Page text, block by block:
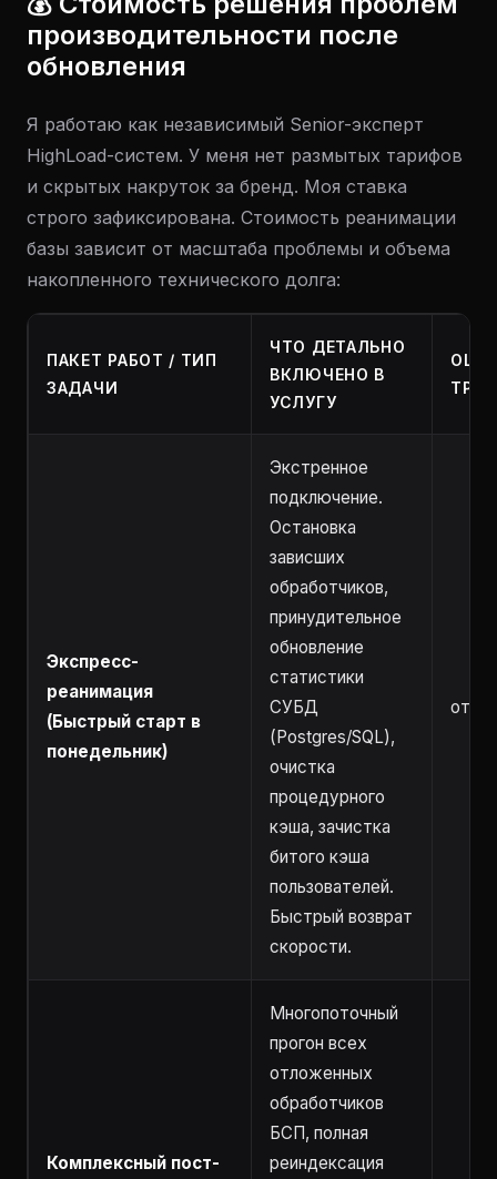
производительности после
обновления
Я работаю как независимый Senior-эксперт
HighLoad-систем. У меня нет размытых тарифов
и скрытых накруток за бренд. Моя ставка
строго зафиксирована. Стоимость реанимации
базы зависит от масштаба проблемы и объема
накопленного технического долга:
ПАКЕТ РАБОТ / ТИП
ЗАДАЧИ
ЧТО ДЕТАЛЬНО
ВКЛЮЧЕНО В
УСЛУГУ
Экспресс-
реанимация
(Быстрый старт в
понедельник)
Экстренное
подключение.
Остановка
зависших
обработчиков,
принудительное
обновление
статистики
СУБД
(Postgres/SQL),
очистка
процедурного
кэша, зачистка
битого кэша
пользователей.
Быстрый возврат
скорости.
от 2
Комплексный пост-
Многопоточный
прогон всех
отложенных
обработчиков
БСП, полная
реиндексация